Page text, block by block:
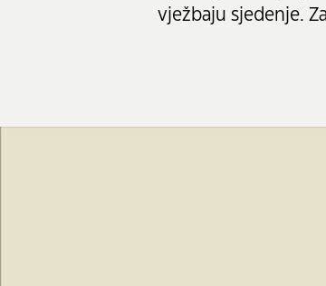
vježbaju sjedenje.